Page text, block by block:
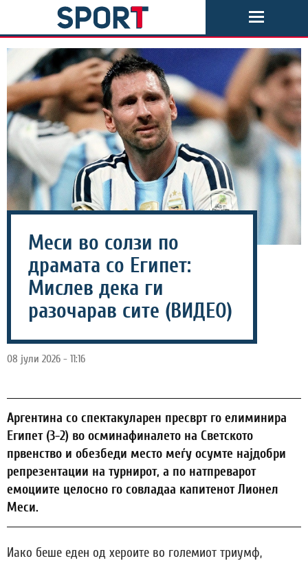
Меси во солзи по
драмата со Египет:
Мислев дека ги
разочарав сите (ВИДЕО)
08 јули 2026 - 11:16
Аргентина со спектакуларен пресврт го елиминира
Египет (3-2) во осминафиналето на Светското
првенство и обезбеди место меѓу осумте најдобри
репрезентации на турнирот, а по натпреварот
емоциите целосно го совладаа капитенот Лионел
Меси.
Иако беше еден од хероите во големиот триумф,